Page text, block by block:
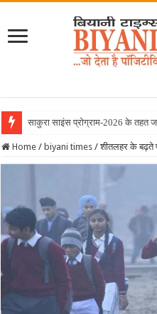
साकुरा साइंस प्रोग्राम-2026 के तहत
Home / biyani times / शीतलहर के बढ़ते